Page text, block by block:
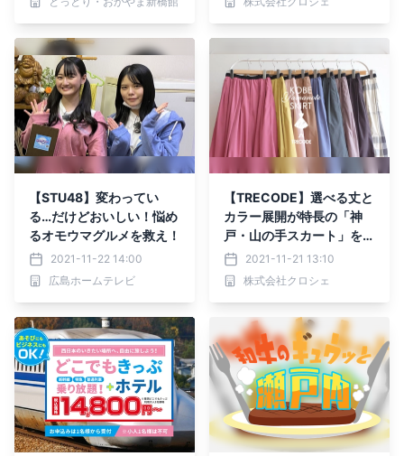
【STU48】変わってい
る…だけどおいしい！悩め
るオモウマグルメを救え！
2021-11-22 14:00
広島ホームテレビ
【TRECODE】選べる丈と
カラー展開が特長の「神
戸・山の手スカート」をご
紹介2021-11-21 13:10
株式会社クロシェ